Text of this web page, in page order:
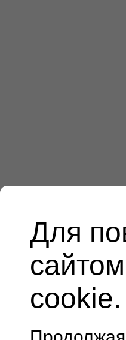
Для
cookie.